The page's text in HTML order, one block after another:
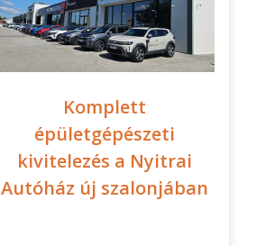
Komplett
épületgépészeti
kivitelezés a Nyitrai
Autóház új szalonjában